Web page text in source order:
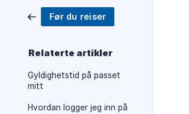
Før du reiser
Relaterte artikler
Gyldighetstid på passet
mitt
Hvordan logger jeg inn på